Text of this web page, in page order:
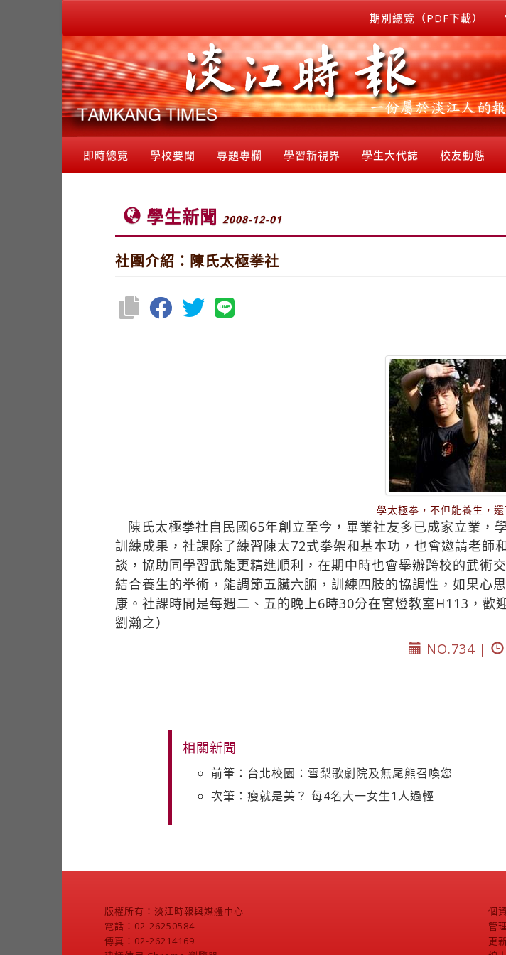
期別總覽（PDF下載）
即時總覽 學校要聞 專題專欄 學習新視界 學生大代誌 校友動態
學生新聞 2008-12-01
社團介紹：陳氏太極拳社
學太極拳，不但能養生，還
陳氏太極拳社自民國65年創立至今，畢業社友多已成家立業，
訓練成果，社課除了練習陳太72式拳架和基本功，也會邀請老師
談，協助同學習武能更精進順利，在期中時也會舉辦跨校的武術
結合養生的拳術，能調節五臟六腑，訓練四肢的協調性，如果心
康。社課時間是每週二、五的晚上6時30分在宮燈教室H113，
劉瀚之）
NO.734 |
相關新聞
前筆：台北校園：雪梨歌劇院及無尾熊召喚您
次筆：瘦就是美？ 每4名大一女生1人過輕
版權所有：淡江時報與媒體中心
電話：02-26250584
傳真：02-26214169
個
管
更